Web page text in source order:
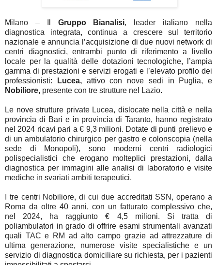
Milano – Il Gruppo Bianalisi, leader italiano nella
diagnostica integrata, continua a crescere sul territorio
nazionale e annuncia l’acquisizione di due nuovi network di
centri
diagnostici, entrambi punto di riferimento a livello
locale per la qualità delle dotazioni tecnologiche, l’ampia
gamma di prestazioni e servizi erogati e l’elevato profilo dei
professionisti:
Lucea, attivo con nove sedi in Puglia, e
Nobiliore, presente con tre strutture nel Lazio.
Le nove strutture private Lucea, dislocate nella città e nella
provincia di Bari e in provincia di Taranto, hanno registrato
nel 2024 ricavi pari a€ 9,3 milioni. Dotate di punti prelievo e
di un ambulatorio chirurgico per gastro e colonscopia (nella
sede di Monopoli), sono moderni centri radiologici
polispecialistici che erogano molteplici prestazioni, dalla
diagnostica per immagini alle analisi di laboratorio e visite
mediche in svariati ambiti terapeutici.
I tre centri Nobiliore, di cui due accreditati SSN, operano a
Roma da oltre 40 anni, con un fatturato complessivo che,
nel 2024, ha raggiunto€ 4,5 milioni. Si tratta di
poliambulatori in grado di offrire esami strumentali avanzati
quali TAC e RM ad alto campo grazie ad attrezzature di
ultima generazione, numerose visite specialistiche e un
servizio di diagnostica domiciliare su richiesta, per i pazienti